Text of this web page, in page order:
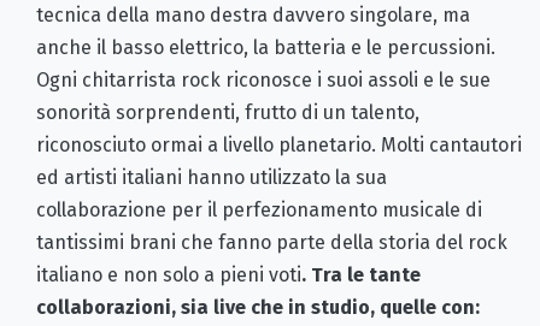
tecnica della mano destra davvero singolare, ma
anche il basso elettrico, la batteria e le percussioni.
Ogni chitarrista rock riconosce i suoi assoli e le sue
sonorità sorprendenti, frutto di un talento,
riconosciuto ormai a livello planetario. Molti cantautori
ed artisti italiani hanno utilizzato la sua
collaborazione per il perfezionamento musicale di
tantissimi brani che fanno parte della storia del rock
italiano e non solo a pieni voti. Tra le tante
collaborazioni, sia live che in studio, quelle con: